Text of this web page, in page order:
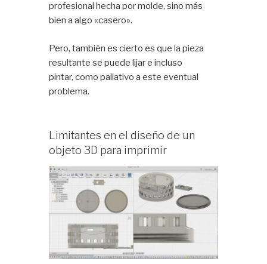
profesional hecha por molde, sino más
bien a algo «casero».
Pero, también es cierto es que la pieza
resultante se puede lijar e incluso
pintar, como paliativo a este eventual
problema.
Limitantes en el diseño de un
objeto 3D para imprimir